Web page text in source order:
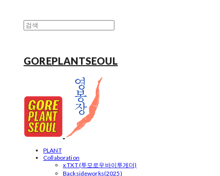
GOREPLANTSEOUL
PLANT
Collaboration
x TXT (투모로우바이투게더)
Backsideworks(2025)